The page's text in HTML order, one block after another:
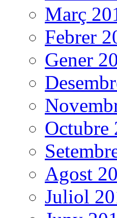
Març
Febrer
Gener
Octubre
Agost
Juliol